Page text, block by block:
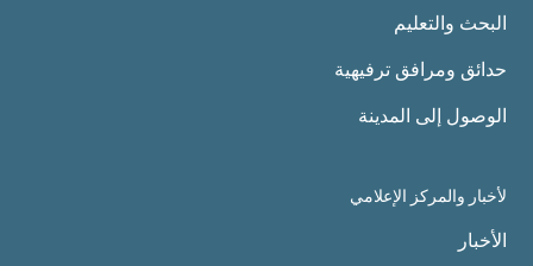
البحث والتعليم
حدائق ومرافق ترفيهية
الوصول إلى المدينة
لأخبار والمركز الإعلامي
الأخبار